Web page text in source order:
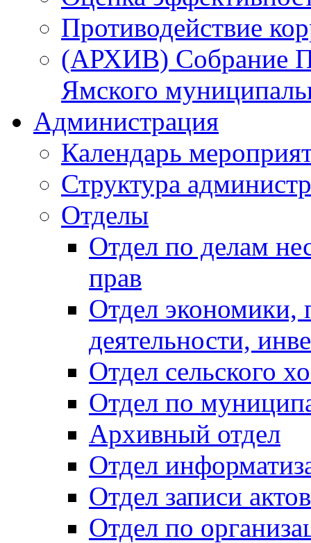
Противодействие
(АРХИВ) Собрание
Ямского
Администрация
Календарь
Структура
Отделы
Отдел по делам
прав
Отдел экономики,
деятельности,
Отдел сельского
Отдел по
Архивный отдел
Отдел
Отдел записи
Отдел по